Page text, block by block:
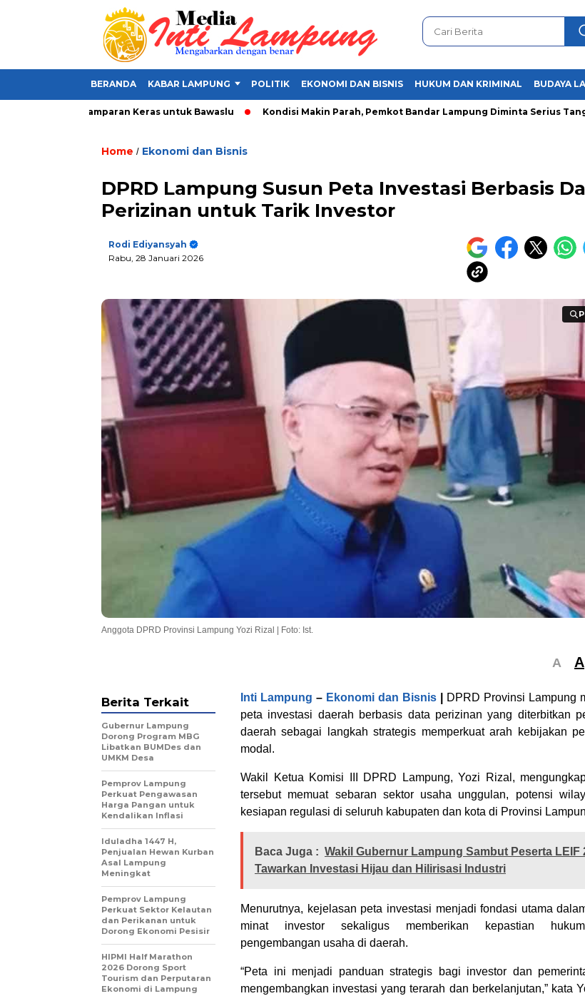
BERANDA KABAR LAMPUNG POLITIK EKONOMI DAN BISNIS HUKUM DAN KRIMINAL BUDAYA
Politik, Tamparan Keras untuk Bawaslu Kondisi Makin Parah, Pemkot Bandar Lampung Diminta Serius Tangani
Home / Ekonomi dan Bisnis
DPRD Lampung Susun Peta Investasi Berbasis
Perizinan untuk Tarik Investor
Rodi Ediyansyah
Rabu, 28 Januari 2026
Anggota DPRD Provinsi Lampung Yozi Rizal | Foto: Ist.
A A
Inti Lampung – Ekonomi dan Bisnis
DPRD Provinsi Lampung
peta investasi daerah berbasis data perizinan yang diterbitkan
daerah sebagai langkah strategis memperkuat arah kebijakan
modal.
Wakil Ketua Komisi III DPRD Lampung, Yozi Rizal,
tersebut memuat sebaran sektor usaha unggulan, potensi
kesiapan regulasi di seluruh kabupaten dan kota di Provinsi
Baca Juga : Wakil Gubernur Lampung Sambut Peserta LEIF
Tawarkan Investasi Hijau dan Hilirisasi Industri
Menurutnya, kejelasan peta investasi menjadi fondasi utama
minat investor sekaligus memberikan kepastian
pengembangan usaha di daerah.
“Peta ini menjadi panduan strategis bagi investor dan
mengembangkan investasi yang terarah dan berkelanjutan,” kata
Berita Terkait
Gubernur Lampung
Dorong Program MBG
Libatkan BUMDes dan
UMKM Desa
Pemprov Lampung
Perkuat Pengawasan
Harga Pangan untuk
Kendalikan Inflasi
Iduladha 1447 H,
Penjualan Hewan Kurban
Asal Lampung
Meningkat
Pemprov Lampung
Perkuat Sektor Kelautan
dan Perikanan untuk
Dorong Ekonomi Pesisir
HIPMI Half Marathon
2026 Dorong Sport
Tourism dan Perputaran
Ekonomi di Lampung